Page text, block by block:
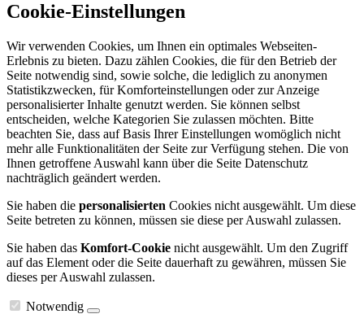
Cookie-Einstellungen
Wir verwenden Cookies, um Ihnen ein optimales Webseiten-
Erlebnis zu bieten. Dazu zählen Cookies, die für den Betrieb der
Seite notwendig sind, sowie solche, die lediglich zu anonymen
Statistikzwecken, für Komforteinstellungen oder zur Anzeige
personalisierter Inhalte genutzt werden. Sie können selbst
entscheiden, welche Kategorien Sie zulassen möchten. Bitte
beachten Sie, dass auf Basis Ihrer Einstellungen womöglich nicht
mehr alle Funktionalitäten der Seite zur Verfügung stehen. Die von
Ihnen getroffene Auswahl kann über die Seite Datenschutz
nachträglich geändert werden.
Sie haben die personalisierten Cookies nicht ausgewählt. Um diese
Seite betreten zu können, müssen sie diese per Auswahl zulassen.
Sie haben das Komfort-Cookie nicht ausgewählt. Um den Zugriff
auf das Element oder die Seite dauerhaft zu gewähren, müssen Sie
dieses per Auswahl zulassen.
Notwendig